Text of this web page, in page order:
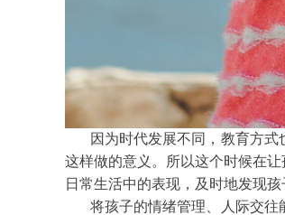
因为时代发展不同，教育方
这样做的意义。所以这个时候在
日常生活中的表现，及时地发现孩
将孩子的情绪管理、人际交